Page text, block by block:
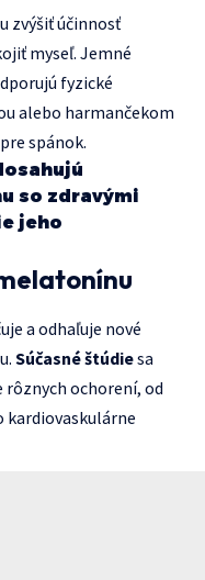
zvýšiť účinnosť
myseľ. Jemné
fyzické
alebo harmančekom
spánok.
so zdravými
jeho
a odhaľuje nové
Súčasné štúdiesa
rôznych ochorení, od
kardiovaskulárne